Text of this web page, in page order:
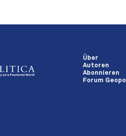
Über
Autoren
Abonnieren
Forum